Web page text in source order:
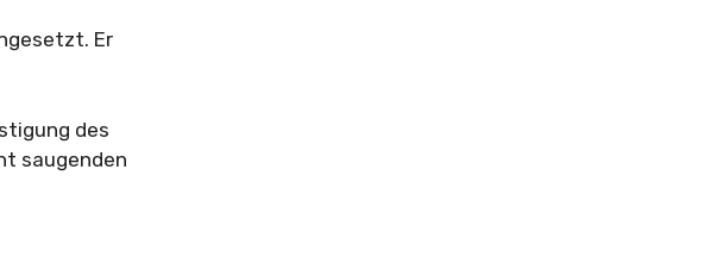
Er
des
saugenden